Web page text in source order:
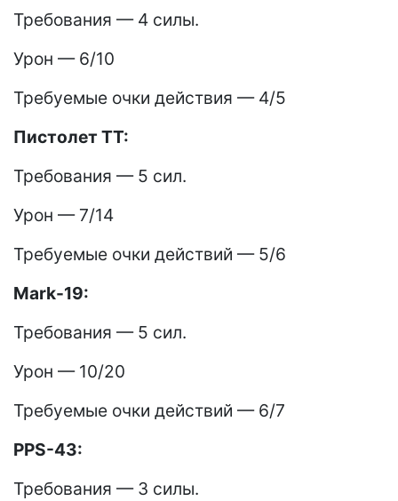
Требования — 4 силы.
Урон — 6/10
Требуемые очки действия — 4/5
Пистолет ТТ:
Требования — 5 сил.
Урон — 7/14
Требуемые очки действий — 5/6
Mark-19:
Требования — 5 сил.
Урон — 10/20
Требуемые очки действий — 6/7
PPS-43:
Требования — 3 силы.